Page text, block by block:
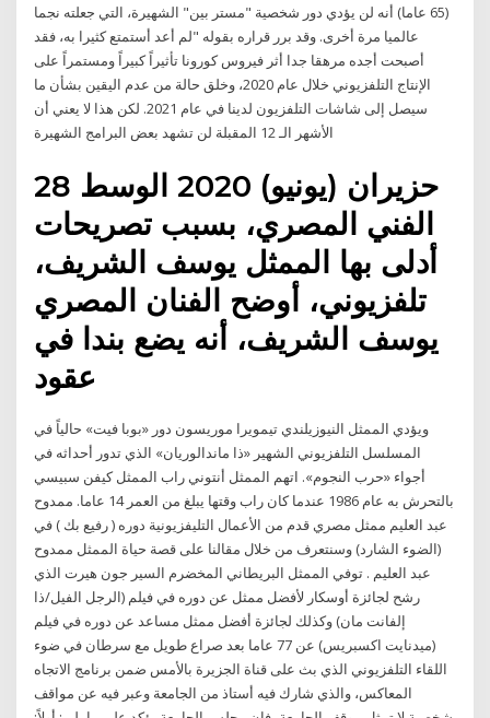
(65 عاما) أنه لن يؤدي دور شخصية "مستر بين" الشهيرة، التي جعلته نجما
عالميا مرة أخرى. وقد برر قراره بقوله "لم أعد أستمتع كثيرا به، فقد
أصبحت أجده مرهقا جدا أثر فيروس كورونا تأثيراً كبيراً ومستمراً على
الإنتاج التلفزيوني خلال عام 2020، وخلق حالة من عدم اليقين بشأن ما
سيصل إلى شاشات التلفزيون لدينا في عام 2021. لكن هذا لا يعني أن
الأشهر الـ 12 المقبلة لن تشهد بعض البرامج الشهيرة
28 حزيران (يونيو) 2020 الوسط
الفني المصري، بسبب تصريحات
أدلى بها الممثل يوسف الشريف،
تلفزيوني، أوضح الفنان المصري
يوسف الشريف، أنه يضع بندا في
ويؤدي الممثل النيوزيلندي تيمويرا موريسون دور «بوبا فيت» حالياً في
المسلسل التلفزيوني الشهير «ذا ماندالوريان» الذي تدور أحداثه في
أجواء «حرب النجوم». اتهم الممثل أنتوني راب الممثل كيفن سبيسي
بالتحرش به عام 1986 عندما كان راب وقتها يبلغ من العمر 14 عاما. ممدوح
عبد العليم ممثل مصري قدم من الأعمال التليفزيونية دوره ( رفيع بك ) في
(الضوء الشارد) وسنتعرف من خلال مقالنا على قصة حياة الممثل ممدوح
عبد العليم . توفي الممثل البريطاني المخضرم السير جون هيرت الذي
رشح لجائزة أوسكار لأفضل ممثل عن دوره في فيلم (الرجل الفيل/ذا
إلفانت مان) وكذلك لجائزة أفضل ممثل مساعد عن دوره في فيلم
(ميدنايت اكسبريس) عن 77 عاما بعد صراع طويل مع سرطان في ضوء
اللقاء التلفزيوني الذي بث على قناة الجزيرة بالأمس ضمن برنامج الاتجاه
المعاكس، والذي شارك فيه أستاذ من الجامعة وعبر فيه عن مواقف